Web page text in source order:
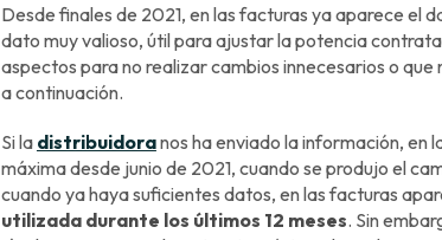
Desde finales de 2021, en las facturas ya aparece el
dato muy valioso, útil para ajustar la potencia
aspectos para no realizar cambios innecesarios o
a continuación.
Si la distribuidoranos ha enviado la información, en
máxima desde junio de 2021, cuando se produjo el
cuando ya haya suficientes datos, en las facturas
utilizada durante los últimos 12 meses. Sin